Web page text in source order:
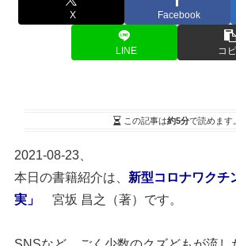
X Facebook
LINE コ
この記事は約5分で読めます。
2021-08-23、
本日の書籍紹介は、 新型コロナワクチ
実」
宮坂 昌之（著）です。